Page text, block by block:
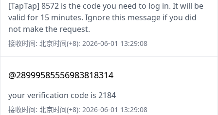
[TapTap] 8572 is the code you need to log in. It will be
valid for 15 minutes. Ignore this message if you did
not make the request.
接收时间: 北京时间(+8): 2026-06-01 13:29:08
@28999585556983818314
your verification code is 2184
接收时间: 北京时间(+8): 2026-06-01 13:29:08